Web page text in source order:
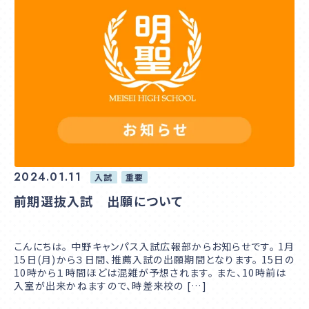
2024.01.11 入試 重要
前期選抜入試 出願について
こんにちは。 中野キャンパス入試広報部からお知らせです。 1月
15日(月)から３日間、推薦入試の出願期間となります。 15日の
10時から１時間ほどは混雑が予想されます。 また、10時前は
入室が出来かねますので、時差来校の […]